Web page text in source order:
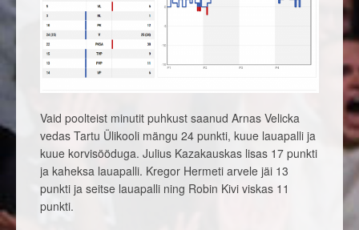
Vaid poolteist minutit puhkust saanud Arnas Velicka
vedas Tartu Ülikooli mängu 24 punkti, kuue lauapalli ja
kuue korvisööduga. Julius Kazakauskas lisas 17 punkti
ja kaheksa lauapalli. Kregor Hermeti arvele jäi 13
punkti ja seitse lauapalli ning Robin Kivi viskas 11
punkti.